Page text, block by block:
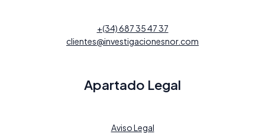
+(34) 687 35 47 37
clientes@investigacionesnor.com
Apartado Legal
Aviso Legal